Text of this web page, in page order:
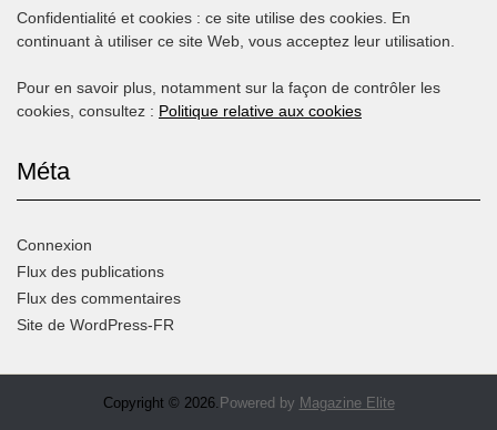
Confidentialité et cookies : ce site utilise des cookies. En
continuant à utiliser ce site Web, vous acceptez leur utilisation.
Pour en savoir plus, notamment sur la façon de contrôler les
cookies, consultez : Politique relative aux cookies
Méta
Connexion
Flux des publications
Flux des commentaires
Site de WordPress-FR
Copyright © 2026. Powered by Magazine Elite